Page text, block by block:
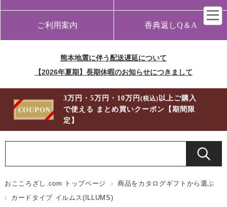
ご利用案内 香典返しQ＆A
熊本地震に伴う配送遅延について
【2026年夏期】長期休暇のお知らせにつきまして
3万円・5万円・10万円(税込) 以上ご購入
で使える まとめ買いクーポン【期間限
定】
おこころざし.com トップページ
商品をカタログギフトから選ぶ
カードタイプ イルムス(ILLUMS)